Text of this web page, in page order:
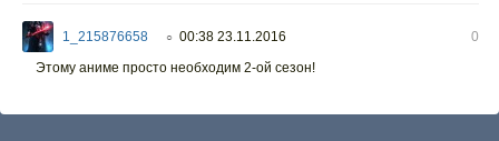
1_215876658 ○ 00:38 23.11.2016
0
Этому аниме просто необходим 2-ой сезон!